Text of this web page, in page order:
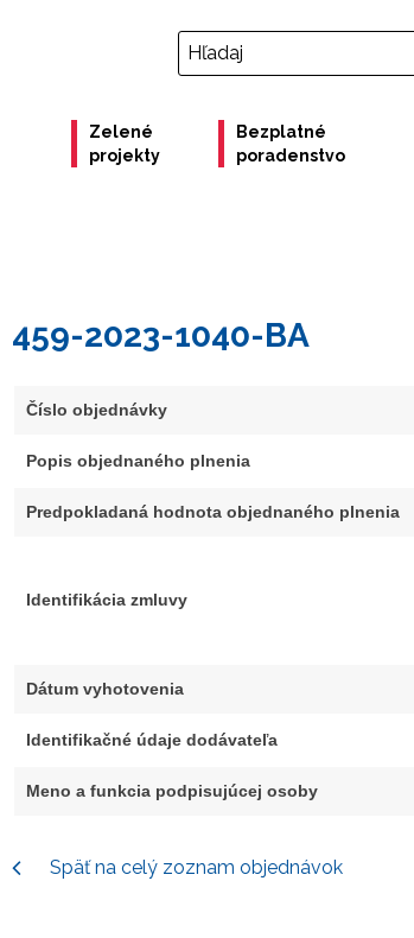
Zelené
projekty
Bezplatné
poradenstvo
459-2023-1040-BA
Číslo objednávky
Popis objednaného plnenia
Predpokladaná hodnota objednaného plnenia
Identifikácia zmluvy
Dátum vyhotovenia
Identifikačné údaje dodávateľa
Meno a funkcia podpisujúcej osoby
Späť na celý zoznam objednávok